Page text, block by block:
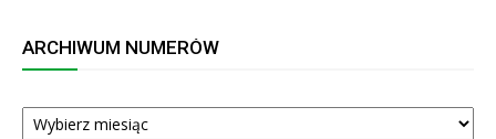
ARCHIWUM NUMERÓW
ARCHIWUM
NUMERÓW